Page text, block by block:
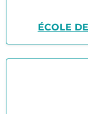
ÉCOLE